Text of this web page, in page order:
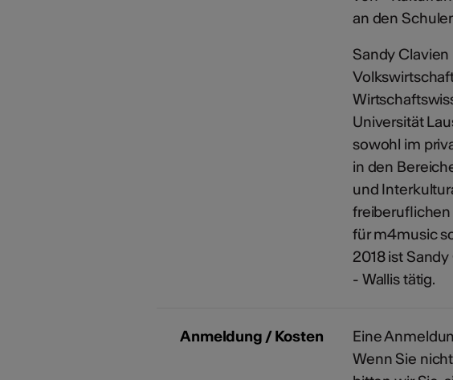
an den
Sandy
Universität
sowohl im
in den
und
freiberuflichen
für m4music
2018 ist
- Wallis tätig.
Anmeldung / Kosten
Eine
Wenn Sie